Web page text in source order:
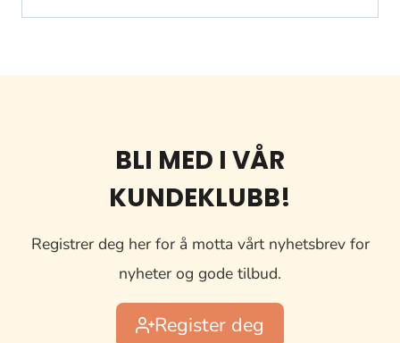
BLI MED I VÅR
KUNDEKLUBB!
Registrer deg her for å motta vårt nyhetsbrev for
nyheter og gode tilbud.
Register deg